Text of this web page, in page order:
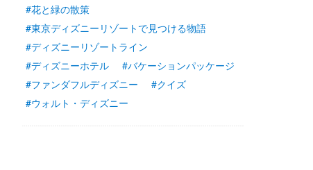
#花と緑の散策
#東京ディズニーリゾートで見つける物語
#ディズニーリゾートライン
#ディズニーホテル
#バケーションパッケージ
#ファンダフルディズニー
#クイズ
#ウォルト・ディズニー